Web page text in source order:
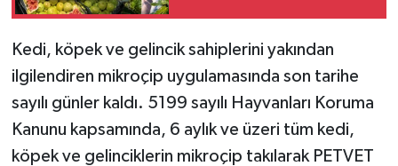
Kedi, köpek ve gelincik sahiplerini yakından
ilgilendiren mikroçip uygulamasında son tarihe
sayılı günler kaldı. 5199 sayılı Hayvanları Koruma
Kanunu kapsamında, 6 aylık ve üzeri tüm kedi,
köpek ve gelinciklerin mikroçip takılarak PETVET